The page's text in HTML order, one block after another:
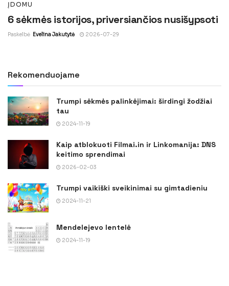
ĮDOMU
6 sėkmės istorijos, priversiančios nusišypsoti
Paskelbė Evelina Jakutytė 2026-07-29
Rekomenduojame
Trumpi sėkmės palinkėjimai: širdingi žodžiai
tau
2024-11-19
Kaip atblokuoti Filmai.in ir Linkomanija: DNS
keitimo sprendimai
2026-02-03
Trumpi vaikiški sveikinimai su gimtadieniu
2024-11-21
Mendelejevo lentelė
2024-11-19